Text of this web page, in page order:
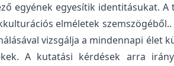
egyének egyesítik identitásukat.
elméletek
vizsgálja a mindennapi élet
A kutatási kérdések arra